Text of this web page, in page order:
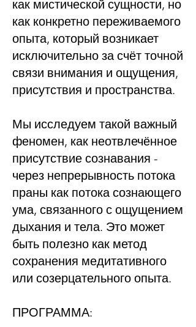
как мистической сущности, но
как конкретно переживаемого
опыта, который возникает
исключительно за счёт точной
связи внимания и ощущения,
присутствия и пространства.
Мы исследуем такой важный
феномен, как неотвлечённое
присутствие сознавания -
через непрерывность потока
праны как потока сознающего
ума, связанного с ощущением
дыхания и тела. Это может
быть полезно как метод
сохранения медитативного
или созерцательного опыта.
ПРОГРАММА: